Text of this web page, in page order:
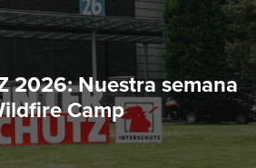
2026: Nuestra semana
Camp